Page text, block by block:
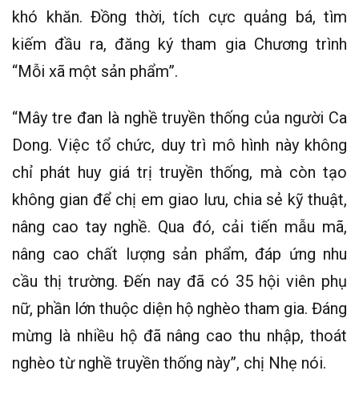
khó khăn. Đồng thời, tích cực quảng bá, tìm
kiếm đầu ra, đăng ký tham gia Chương trình
“Mỗi xã một sản phẩm”.
“Mây tre đan là nghề truyền thống của người Ca
Dong. Việc tổ chức, duy trì mô hình này không
chỉ phát huy giá trị truyền thống, mà còn tạo
không gian để chị em giao lưu, chia sẻ kỹ thuật,
nâng cao tay nghề. Qua đó, cải tiến mẫu mã,
nâng cao chất lượng sản phẩm, đáp ứng nhu
cầu thị trường. Đến nay đã có 35 hội viên phụ
nữ, phần lớn thuộc diện hộ nghèo tham gia. Đáng
mừng là nhiều hộ đã nâng cao thu nhập, thoát
nghèo từ nghề truyền thống này”, chị Nhẹ nói.